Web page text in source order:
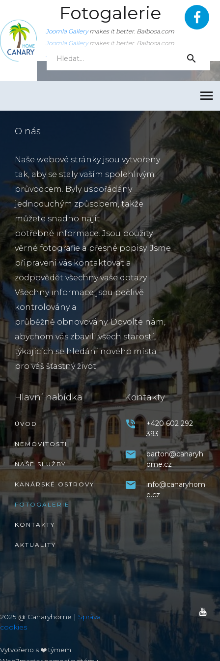
Fotogalerie
Joomla Gallerymakes it better. Balbooa.com
Joomla Gallerymakes it better. Balbooa.com
Joomla Gallery
O nás
Naše webové stránky jsou vytvořeny
tak, aby se staly vaším spolehlivým
průvodcem. Byly uspořádány
jednoduchým způsobem, takže
můžete snadno najít
potřebné informace. Jsou použity
věrné fotografie a přesné popisy. Jsme
připraveni vás kontaktovat a
zodpovědět všechny vaše dotazy.
Všechny informace jsou pečlivě
kontrolovány a
průběžně obnovovány. Dovolte nám,
abychom vás zbavili všech starostí,
týkajících se hledání nového místa
pro váš šťastný život
Hlavní nabídka
ÚVOD
NEMOVITOSTI
NAŠE SLUŽBY
KANÁRSKÉ OSTROVY
FOTOGALERIE
KONTAKTY
AKTUALITY
Kontakty
+420 602 292
393
barton@canaryh
ome.cz
info@canaryhom
e.cz
2025 @ Canaryhome | Správa
cookies
Vytvořeno s ❤️ týmem